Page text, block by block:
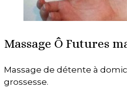
Massage Ô Futures
Massage de détente à
grossesse.